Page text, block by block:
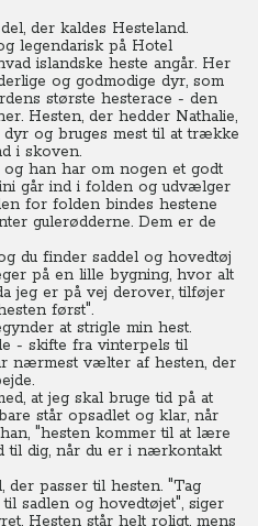
der kaldes Hesteland.
legendarisk på Hotel
islandske heste angår. Her
og godmodige dyr, som
største hesterace - den
Hesten, der hedder Nathalie,
og bruges mest til at trække
i skoven.
han har om nogen et godt
går ind i folden og udvælger
for folden bindes hestene
gulerødderne. Dem er de
du finder saddel og hovedtøj
på en lille bygning, hvor alt
jeg er på vej derover, tilføjer
først".
at strigle min hest.
- skifte fra vinterpels til
nærmest vælter af hesten, der
at jeg skal bruge tid på at
står opsadlet og klar, når
"hesten kommer til at lære
til dig, når du er i nærkontakt
der passer til hesten. "Tag
sadlen og hovedtøjet", siger
Hesten står helt roligt, mens